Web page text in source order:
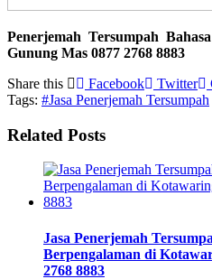
Penerjemah Tersumpah
Gunung Mas 0877 2768 8883
Share this
Facebook Twitter
Tags: #Jasa Penerjemah Tersumpah
Related Posts
Jasa Penerjemah
Berpengalaman di
2768 8883